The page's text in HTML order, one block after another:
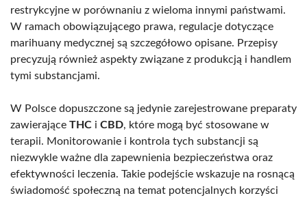
restrykcyjne w porównaniu z wieloma innymi państwami.
W ramach obowiązującego prawa, regulacje dotyczące
marihuany medycznej są szczegółowo opisane. Przepisy
precyzują również aspekty związane z produkcją i handlem
tymi substancjami.
W Polsce dopuszczone są jedynie zarejestrowane preparaty
zawierające THC i CBD, które mogą być stosowane w
terapii. Monitorowanie i kontrola tych substancji są
niezwykle ważne dla zapewnienia bezpieczeństwa oraz
efektywności leczenia. Takie podejście wskazuje na rosnącą
świadomość społeczną na temat potencjalnych korzyści